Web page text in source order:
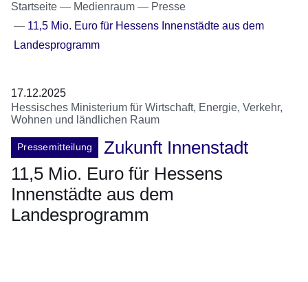
Startseite Medienraum
Presse
11,5 Mio. Euro für Hessens Innenstädte aus dem
Landesprogramm
17.12.2025
Hessisches Ministerium für Wirtschaft, Energie, Verkehr,
Wohnen und ländlichen Raum
Pressemitteilung
Zukunft Innenstadt
11,5 Mio. Euro für Hessens
Innenstädte aus dem
Landesprogramm